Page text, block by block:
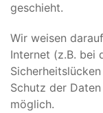
geschieht.
Wir weisen
Internet (z.B. bei
Schutz der
möglich.